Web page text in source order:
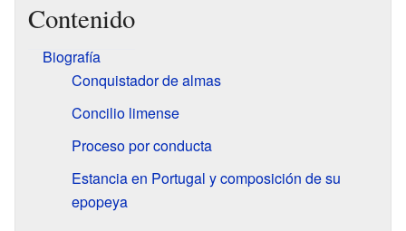
Contenido
Biografía
Conquistador de almas
Concilio limense
Proceso por conducta
Estancia en Portugal y composición de su
epopeya